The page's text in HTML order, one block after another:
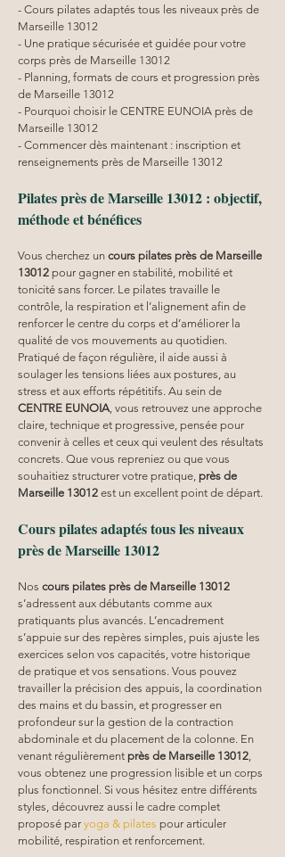
- Cours pilates adaptés tous les niveaux près de
Marseille 13012
- Une pratique sécurisée et guidée pour votre
corps près de Marseille 13012
- Planning, formats de cours et progression près
de Marseille 13012
- Pourquoi choisir le CENTRE EUNOIA près de
Marseille 13012
- Commencer dès maintenant : inscription et
renseignements près de Marseille 13012
Pilates près de Marseille 13012 : objectif,
méthode et bénéfices
Vous cherchez un cours pilates près de Marseille
13012 pour gagner en stabilité, mobilité et
tonicité sans forcer. Le pilates travaille le
contrôle, la respiration et l’alignement afin de
renforcer le centre du corps et d’améliorer la
qualité de vos mouvements au quotidien.
Pratiqué de façon régulière, il aide aussi à
soulager les tensions liées aux postures, au
stress et aux efforts répétitifs. Au sein de
CENTRE EUNOIA , vous retrouvez une approche
claire, technique et progressive, pensée pour
convenir à celles et ceux qui veulent des résultats
concrets. Que vous repreniez ou que vous
souhaitiez structurer votre pratique, près de
Marseille 13012 est un excellent point de départ.
Cours pilates adaptés tous les niveaux
près de Marseille 13012
Nos cours pilates près de Marseille 13012
s’adressent aux débutants comme aux
pratiquants plus avancés. L’encadrement
s’appuie sur des repères simples, puis ajuste les
exercices selon vos capacités, votre historique
de pratique et vos sensations. Vous pouvez
travailler la précision des appuis, la coordination
des mains et du bassin, et progresser en
profondeur sur la gestion de la contraction
abdominale et du placement de la colonne. En
venant régulièrement près de Marseille 13012
vous obtenez une progression lisible et un corps
plus fonctionnel. Si vous hésitez entre différents
styles, découvrez aussi le cadre complet
proposé par yoga & pilates pour articuler
mobilité, respiration et renforcement.